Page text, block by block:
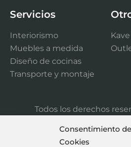
Consentimiento de
Cookies
Servicios
Interiorismo
Muebles a medida
Diseño de cocinas
Transporte y montaje
Todos los derechos